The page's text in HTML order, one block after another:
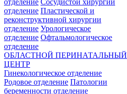
отделение Пластической и
реконструктивной хирургии
отделение Урологическое
отделение Офтальмологическое
отделение
ОБЛАСТНОЙ ПЕРИНАТАЛЬНЫЙ
ЦЕНТР
Гинекологическое отделение
Родовое отделение Патологии
беременности отделение